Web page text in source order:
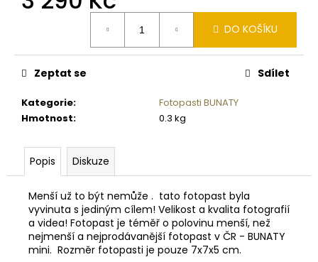
DO KOŠÍKU
Kategorie:
Fotopasti BUNATY
Hmotnost: 0.3 kg
Zeptat se Sdílet
Popis Diskuze
Menší už to být nemůže . tato fotopast byla
vyvinuta s jediným cílem! Velikost a kvalita fotografií
a videa! Fotopast je téměř o polovinu menší, než
nejmenší a nejprodávanější fotopast v ČR - BUNATY
mini. Rozměr fotopasti je pouze 7x7x5 cm.
u
m
e
DIGITÁLNÍ
SMĚROVÝ
PODAVAČ
KRMIVA
MOULTRIE
PRO
HUNTER